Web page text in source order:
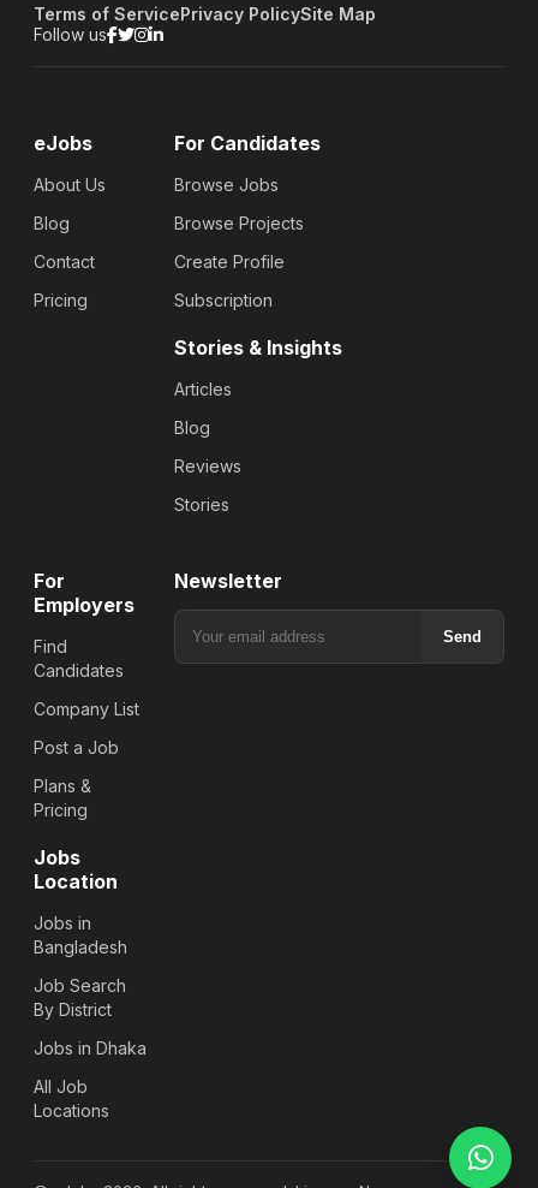
Terms of ServicePrivacy PolicySite Map
Follow us
eJobs
About Us
Blog
Contact
Pricing
For Candidates
Browse Jobs
Browse Projects
Create Profile
Subscription
Stories & Insights
Articles
Blog
Reviews
Stories
For
Employers
Find
Candidates
Company List
Post a Job
Plans &
Pricing
Jobs
Location
Jobs in
Bangladesh
Job Search
By District
Jobs in Dhaka
All Job
Locations
Newsletter
Send